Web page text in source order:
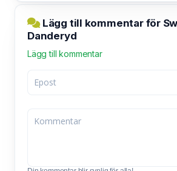
Lägg till kommentar för
Danderyd
Lägg till kommentar